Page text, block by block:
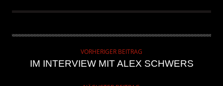
VORHERIGER BEITRAG
IM INTERVIEW MIT ALEX SCHWERS